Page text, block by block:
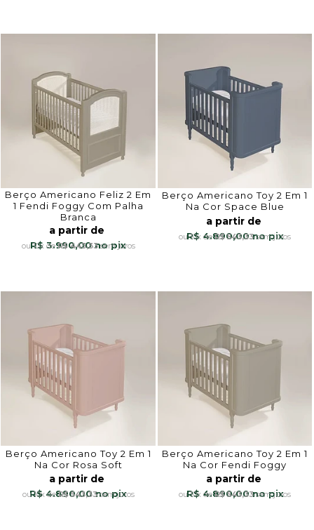
Berço Americano Feliz 2 Em
1 Fendi Foggy Com Palha
Branca
a partir de
R$ 3.990,00
10xdeR$ 443,33sem juros
Berço Americano Toy 2 Em 1
Na Cor Space Blue
a partir de
R$ 4.890,00
10x deR$ 543,33sem juros
Berço Americano Toy 2 Em 1
Na Cor Rosa Soft
a partir de
R$ 4.890,00
10xdeR$ 543,33sem juros
Berço Americano Toy 2 Em 1
Na Cor Fendi Foggy
a partir de
R$ 4.890,00
10x deR$ 543,33sem juros